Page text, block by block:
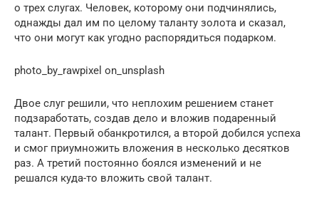
о трех слугах. Человек, которому они подчинялись,
однажды дал им по целому таланту золота и сказал,
что они могут как угодно распорядиться подарком.
photo_by_rawpixel on_unsplash
Двое слуг решили, что неплохим решением станет
подзаработать, создав дело и вложив подаренный
талант. Первый обанкротился, а второй добился успеха
и смог приумножить вложения в несколько десятков
раз. А третий постоянно боялся изменений и не
решался куда-то вложить свой талант.